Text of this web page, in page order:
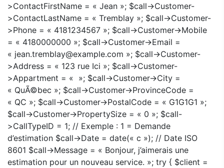
>ContactFirstName = « Jean »; $call->Customer-
>ContactLastName = « Tremblay »; $call->Customer-
>Phone = « 4181234567 »; $call->Customer->Mobile
= « 4180000000 »; $call->Customer->Email =
« jean.tremblay@example.com »; $call->Customer-
>Address = « 123 rue Ici »; $call->Customer-
>Appartment = « »; $call->Customer->City =
« QuÃ©bec »; $call->Customer->ProvinceCode =
« QC »; $call->Customer->PostalCode = « G1G1G1 »;
$call->Customer->PropertySize = « 0 »; $call-
>CallTypeID = 1; // Exemple : 1 = Demande
d’estimation $call->Date = date(« c »); // Date ISO
8601 $call->Message = « Bonjour, j’aimerais une
estimation pour un nouveau service. »; try { $client =